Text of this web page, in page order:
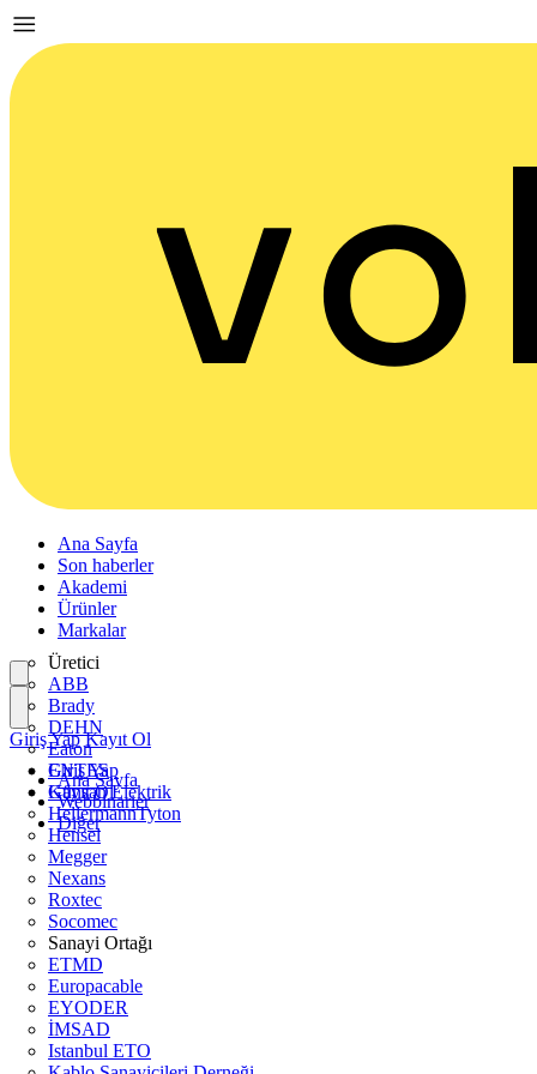
Ana Sayfa
Son haberler
Akademi
Ürünler
Markalar
Üretici
ABB
Brady
DEHN
Eaton
ENTES
Günsan Elektrik
HellermannTyton
Hensel
Megger
Nexans
Roxtec
Socomec
Sanayi Ortağı
ETMD
Europacable
EYODER
İMSAD
Istanbul ETO
Giriş Yap
Kayıt Ol
Giriş Yap Kayıt Ol
Ana Sayfa
Webbinarier
Diğer